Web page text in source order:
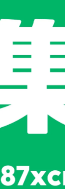
，從1840年